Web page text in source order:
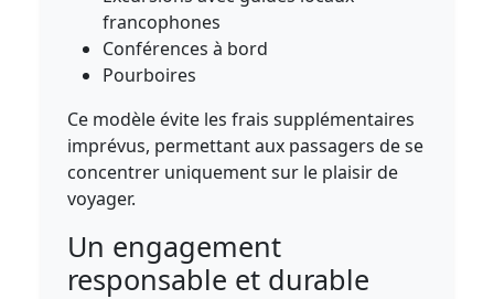
francophones
Conférences à bord
Pourboires
Ce modèle évite les frais supplémentaires
imprévus, permettant aux passagers de se
concentrer uniquement sur le plaisir de
voyager.
Un engagement
responsable et durable